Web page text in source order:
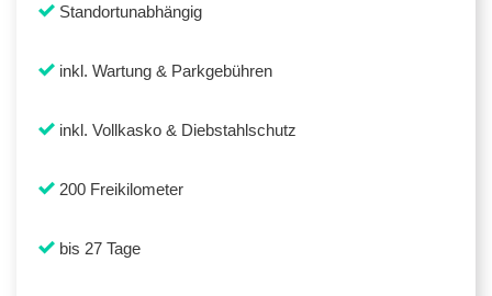
Standortunabhängig
inkl. Wartung & Parkgebühren
inkl. Vollkasko & Diebstahlschutz
200 Freikilometer
bis 27 Tage